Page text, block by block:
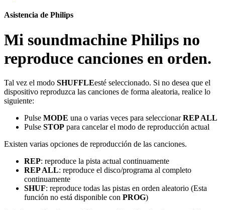
Asistencia de Philips
Mi soundmachine Philips no
reproduce canciones en orden.
Tal vez el modo SHUFFLEesté seleccionado. Si no desea que el
dispositivo reproduzca las canciones de forma aleatoria, realice lo
siguiente:
Pulse MODE una o varias veces para seleccionarREP ALL
Pulse STOP para cancelar el modo de reproducción actual
Existen varias opciones de reproducción de las canciones.
REP: reproduce la pista actual continuamente
REP ALL: reproduce el disco/programa al completo
continuamente
SHUF: reproduce todas las pistas en orden aleatorio (Esta
función no está disponible con PROG)